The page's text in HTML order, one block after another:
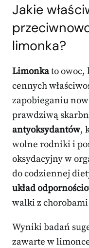
Jakie
limonka?
Limonkato owoc,
cennych
zapobieganiu
prawdziwą
antyoksydantów,
wolne rodniki i
oksydacyjny w
do codziennej
układ
walki z
Wyniki badań
zawarte w